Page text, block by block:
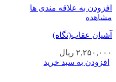
افزودن به علاقه مندی ها
مشاهده
آشیان عقاب(نگاه)
۲,۲۵۰,۰۰۰ ریال
افزودن به سبد خرید